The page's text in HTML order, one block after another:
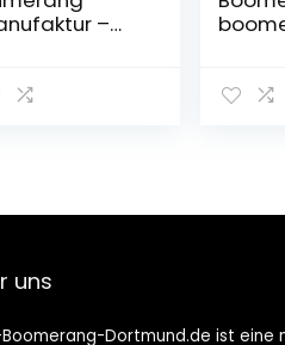
–
uns
Dortmund.de ist eine